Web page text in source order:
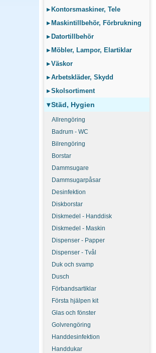
▸ Kontorsmaskiner, Tele
▸ Maskintillbehör, Förbrukning
▸ Datortillbehör
▸ Möbler, Lampor, Elartiklar
▸Väskor
▸Arbetskläder, Skydd
▸Skolsortiment
▾Städ, Hygien
Allrengöring
Badrum - WC
Bilrengöring
Borstar
Dammsugare
Dammsugarpåsar
Desinfektion
Diskborstar
Diskmedel - Handdisk
Diskmedel - Maskin
Dispenser - Papper
Dispenser - Tvål
Duk och svamp
Dusch
Förbandsartiklar
Första hjälpen kit
Glas och fönster
Golvrengöring
Handdesinfektion
Handdukar
Engångshandske Nitril
Acceleratorfri Blå M 100st/fp